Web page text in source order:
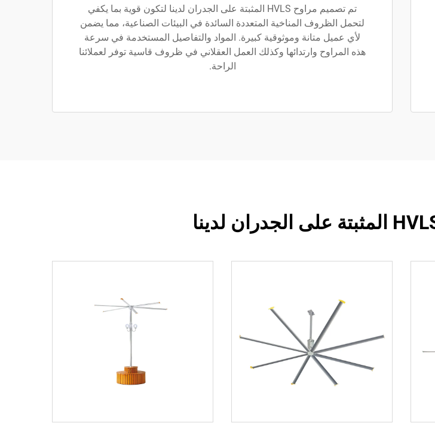
تم تصميم مراوح HVLS المثبتة على الجدران لدينا لتكون قوية بما يكفي
لتحمل الظروف المناخية المتعددة السائدة في البيئات الصناعية، مما يضمن
لأي عميل متانة وموثوقية كبيرة. المواد والتفاصيل المستخدمة في سرعة
هذه المراوح وارتدائها وكذلك العمل العقلاني في ظروف قاسية توفر لعملائنا
الراحة.